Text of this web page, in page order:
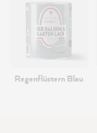
Regenflüstern Blau